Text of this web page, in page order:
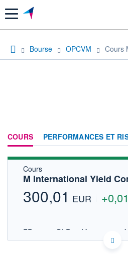
Menu
Bourse OPCVM Cours
COURS PERFORMANCES ET
Cours
M International Yield
300,01 EUR
FR001400DLR4 - Montpensier
OPCVM DERNIER COURS CONNU